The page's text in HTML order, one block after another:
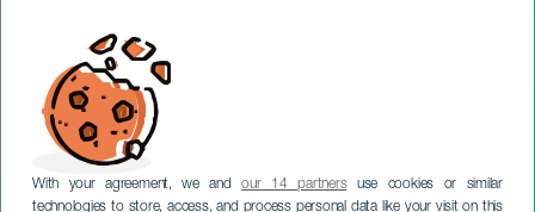
With your agreement, we andour 14 partnersuse cookies or similar
technologies to store, access, and process personal data like your visit on this